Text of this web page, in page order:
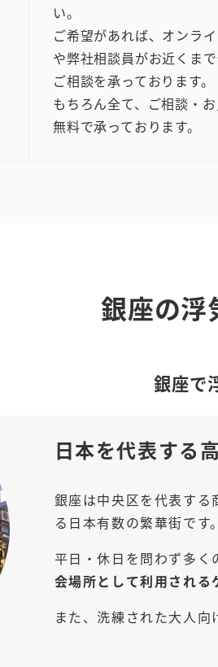
い。
ご希望があれば、オンラ
や弊社相談員がお近くまで
ご相談を承っております。
もちろん全て、ご相談・お
無料で承っております。
銀座の浮
銀座で
日本を代表する
銀座は中央区を代表する
る日本有数の繁華街です。
平日・休日を問わず多く
会場所として利用される
また、洗練された大人向